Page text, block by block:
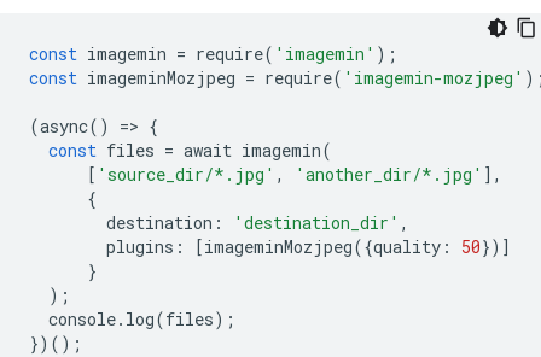
const imagemin = require( 'imagemin' );
const imageminMozjpeg = require( 'imagemin-mozjpeg'
(async() => {
const files = await imagemin(
[ 'source_dir/*.jpg' , 'another_dir/*.jpg' ],
{
destination : 'destination_dir' ,
plugins : [imageminMozjpeg({quality : 50})]
}
);
console. log(files);
})();